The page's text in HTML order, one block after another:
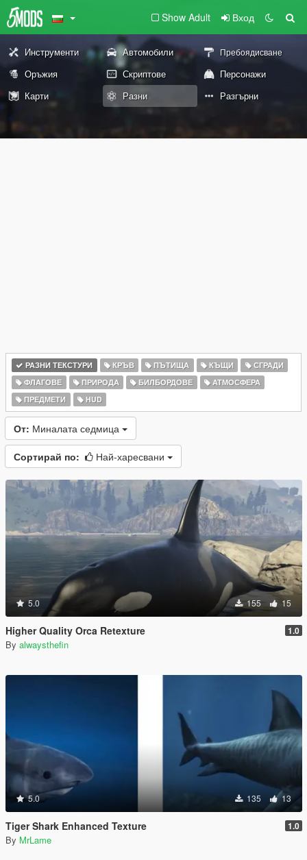
Show Adult Вход
Инструменти Автомобили Пребоядисване
Оръжия Скриптове
Персонажи
Карти
Разни Разгърни
РАЗНИ ТЕКСТУРИ КРЪВ ПЪТИЩА КЪЩИ
СГРАДИ
ФЛАГОВЕ
ПРИРОДА БИЛБОРДОВЕ
АТМОСФЕРА
ПРЕДМЕТИ
HUD
От: Миналата седмица
Сортирай по: Най-харесвани
5.0 155 15
Higher Quality Orca Retexture 1.0
By alwaysthefin
5.0 135 13
Tiger Shark Enhanced Texture 1.0
By MrLame